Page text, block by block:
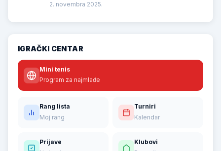
2. novembra 2025.
IGRAČKI CENTAR
Mini tenis
Program za najmlađe
Rang lista
Moj rang
Turniri
Kalendar
Prijave
Klubovi